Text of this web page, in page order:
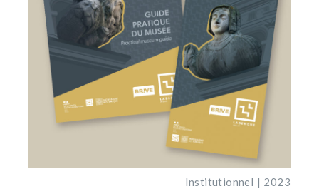
Institutionnel | 2023